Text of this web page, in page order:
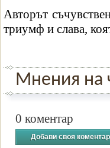
Авторът
триумф и слава,
Мнения на
0 коментар
Добави своя коментар